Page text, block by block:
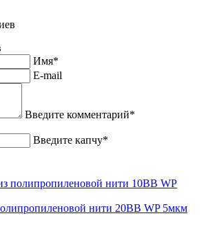
Имя*
E-mail
Введите комментарий*
Введите капчу*
полипропиленовой нити 10ВВ WP
нити 20ВВ WP 5мкм